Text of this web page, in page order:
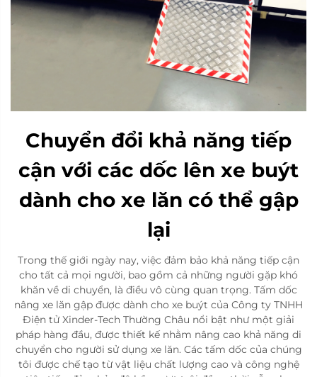
Chuyển đổi khả năng tiếp
cận với các dốc lên xe buýt
dành cho xe lăn có thể gập
lại
Trong thế giới ngày nay, việc đảm bảo khả năng tiếp cận
cho tất cả mọi người, bao gồm cả những người gặp khó
khăn về di chuyển, là điều vô cùng quan trọng. Tấm dốc
nâng xe lăn gập được dành cho xe buýt của Công ty TNHH
Điện tử Xinder-Tech Thường Châu nổi bật như một giải
pháp hàng đầu, được thiết kế nhằm nâng cao khả năng di
chuyển cho người sử dụng xe lăn. Các tấm dốc của chúng
tôi được chế tạo từ vật liệu chất lượng cao và công nghệ